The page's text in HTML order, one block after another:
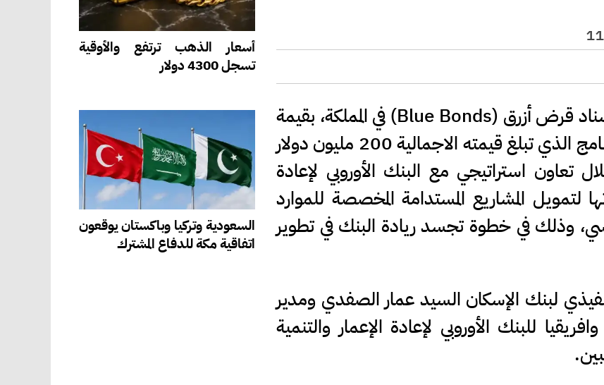
مدار الساعة - أصدر بنك الإسكان أول إسناد قرض أزرق (Blue Bonds) في المملكة، بقيمة
تبلغ 100 مليون دولار أمريكي ضمن البرنامج الذي تبلغ قيمته الاجمالية 200 مليون دولار
استراتيجي مع البنك الأوروبي لإعادة
لتمويل المشاريع المستدامة المخصصة للموارد
وذلك في خطوة تجسد ريادة البنك في تطوير
لبنك الإسكان السيد عمار الصفدي ومدير
للبنك الأوروبي لإعادة الإعمار والتنمية
أسعار الذهب ترتفع والأوقية
تسجل 4300 دولار
السعودية وتركيا وباكستان يوقعون
اتفاقية مكة للدفاع المشترك